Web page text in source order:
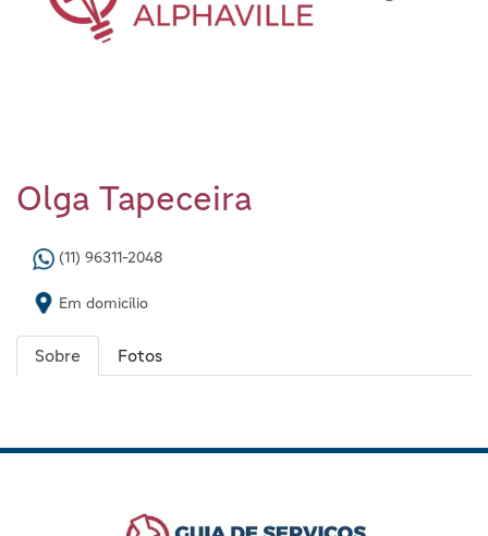
Olga Tapeceira
(11) 96311-2048
Em domicílio
Sobre Fotos